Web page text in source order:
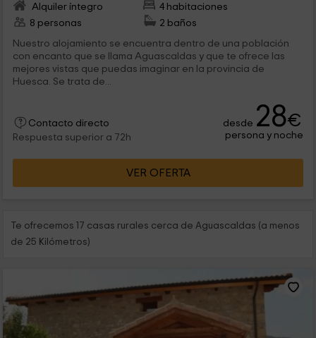
Alquiler íntegro
4 habitaciones
8 personas
2 baños
Nuestro alojamiento se encuentra dentro de una población
con encanto que se llama Aguascaldas y que te ofrece las
mejores vistas que puedas imaginar en la provincia de
Huesca. Se trata de...
Contacto directo
Respuesta superior a 72h
desde 28€
persona y noche
VER OFERTA
Te ofrecemos 17 casas rurales cerca de Aguascaldas (a menos
de 25 Kilómetros)